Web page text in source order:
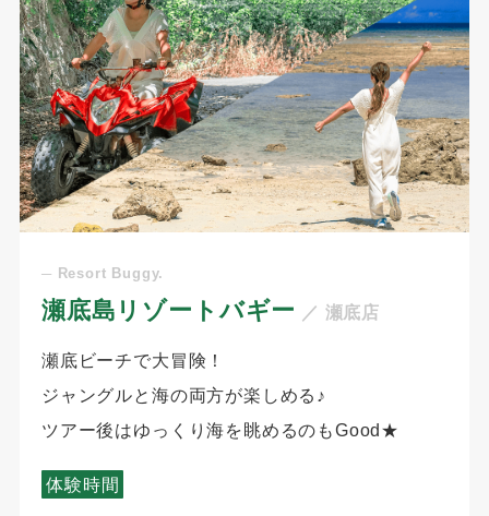
─ Resort Buggy.
瀬底島リゾートバギー ／ 瀬底店
瀬底ビーチで大冒険！
ジャングルと海の両方が楽しめる♪
ツアー後はゆっくり海を眺めるのもGood★
体験時間